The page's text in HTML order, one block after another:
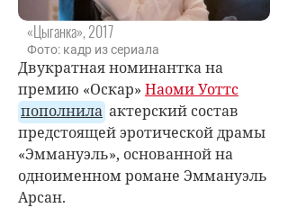
«Цыганка», 2017
Фото: кадр из сериала
Двукратная номинантка на
премию «Оскар» Наоми Уоттс
пополнила актерский состав
предстоящей эротической драмы
«Эммануэль», основанной на
одноименном романе Эммануэль
Арсан.